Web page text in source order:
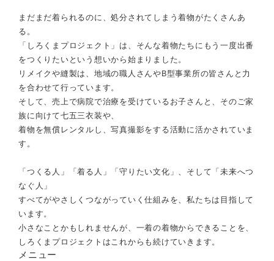
まだまだ着られるのに、処分されてしまう着物がたくさんあ
る。
「しろくまプロジェクト」は、そんな着物たちにもう一度出番
をつくりたいという想いから始まりました。
リメイクや縫製は、地域の職人さんやB型事業所の皆さんと力
を合わせて行っています。
そして、売上で病院で治療を受けているお子さんと、そのご家
族に向けて七五三衣装や、
着物を無償レンタルし、写真撮影をする活動に活かされていま
す。
「つくる人」「着る人」「守りたい文化」、そして「未来へつ
なぐ人」
すべてがやさしくつながっていく仕組みを、私たちは目指して
います。
小さなことかもしれませんが、一着の着物からできることを、
しろくまプロジェクトはこれからも続けていきます。
メニュー